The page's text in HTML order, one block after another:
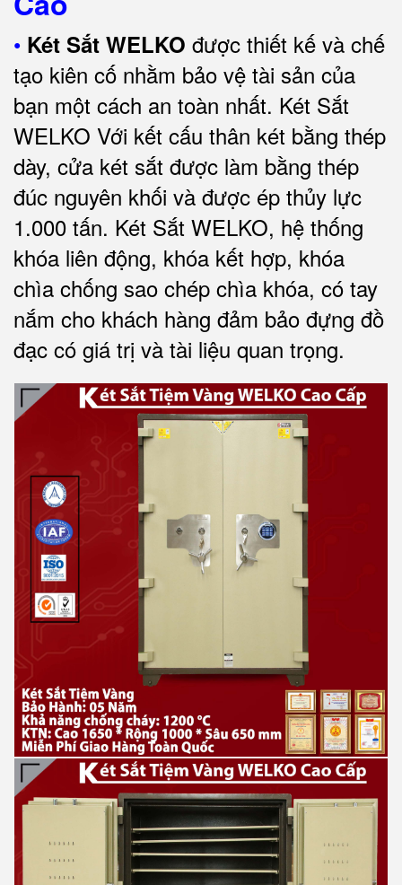
• Két Sắt WELKO được thiết kế và chế
tạo kiên cố nhằm bảo vệ tài sản của
bạn một cách an toàn nhất. Két Sắt
WELKO Với kết cấu thân két bằng thép
dày, cửa két sắt được làm bằng thép
đúc nguyên khối và được ép thủy lực
1.000 tấn. Két Sắt WELKO, hệ thống
khóa liên động, khóa kết hợp, khóa
chìa chống sao chép chìa khóa, có tay
nắm cho khách hàng đảm bảo đựng đồ
đạc có giá trị và tài liệu quan trọng.